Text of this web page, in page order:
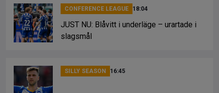
CONFERENCE LEAGUE 18:04
JUST NU: Blåvitt i underläge – urartade i
slagsmål
SILLY SEASON 16:45